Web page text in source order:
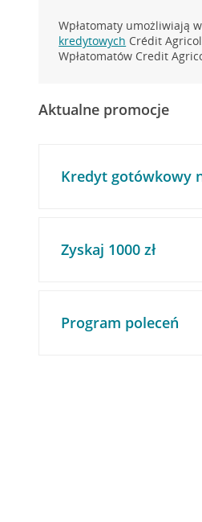
Wpłatomaty umożliwiają
kredytowych Crédit
Wpłatomatów Credit
Aktualne promocje
Kredyt gotówkowy
Zyskaj 1000 zł
Program poleceń